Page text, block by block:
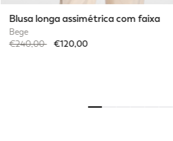
Blusa longa assimétrica com faixa
Bege
Price reduced from
€240,00to€120,00